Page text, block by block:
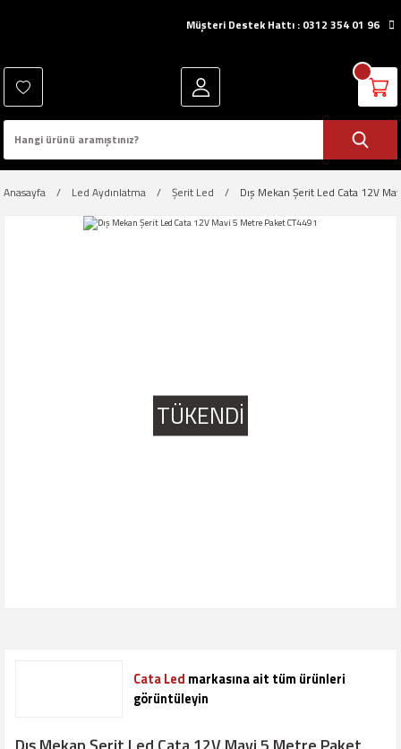
Müşteri Destek Hattı : 0312 354 01 96
Anasayfa Led Aydınlatma Şerit Led Dış Mekan Şerit Led Cata 12V
TÜKENDİ
Cata Led markasına ait tüm ürünleri
görüntüleyin